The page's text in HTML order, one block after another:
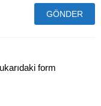
form